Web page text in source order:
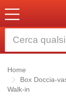
Home
Box Doccia-
Walk-in